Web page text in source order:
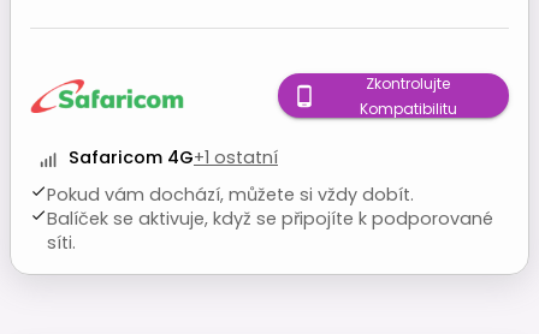
Safaricom 4G+1 ostatní
Pokud vám dochází, můžete si vždy dobít.
Balíček se aktivuje, když se připojíte k podporované
síti.
Zkontrolujte
Kompatibilitu